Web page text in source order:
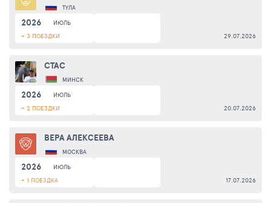
ТУЛА
2026
ИЮЛЬ
+ 3 ПОЕЗДКИ
29.07.2026
СТАС
МИНСК
2026
ИЮЛЬ
+ 2 ПОЕЗДКИ
20.07.2026
ВЕРА АЛЕКСЕЕВА
МОСКВА
2026
ИЮЛЬ
+ 1 ПОЕЗДКА
17.07.2026